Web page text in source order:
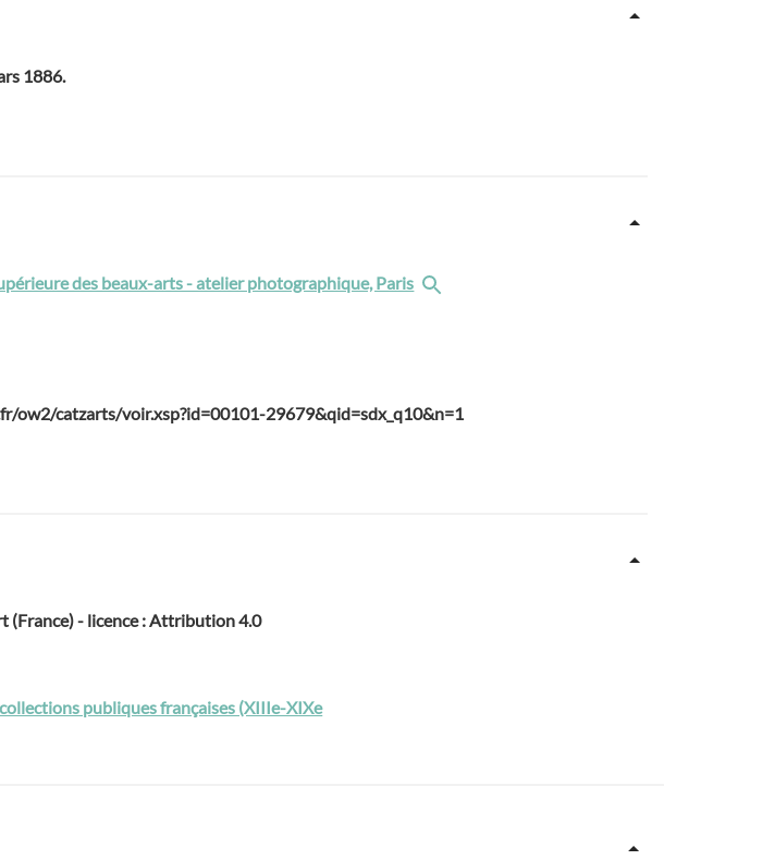
1886.
des beaux-arts - atelier photographique, Paris
ow2/catzarts/voir.xsp?id=00101-29679&qid=sdx_q10&n=1
- licence : Attribution 4.0
publiques françaises (XIIIe-XIXe